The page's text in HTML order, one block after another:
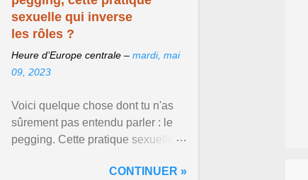
sexuelle qui inverse
les rôles ?
Heure d’Europe centrale – mardi, mai
09, 2023
Voici quelque chose dont tu n'as
sûrement pas entendu parler : le
pegging. Cette pratique sexuelle
de changer ... Afficher l'article ...
CONTINUER »